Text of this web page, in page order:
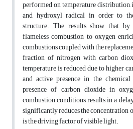
performed on temperature
and hydroxyl radical in order to
structure. The results show that
flameless combustion to oxygen
combustions coupled with the
fraction of nitrogen with carbon
temperature is reduced due to higher
and active presence in the
presence of carbon dioxide in
combustion conditions results in a
significantly reduces the concentration
is the driving factor of visible light.